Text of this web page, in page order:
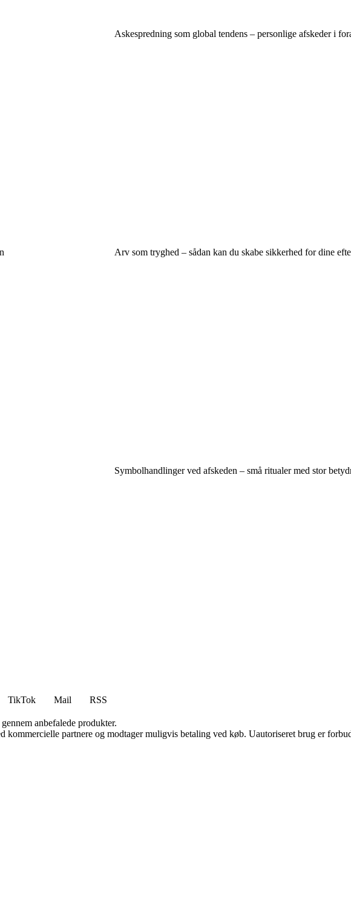
Askespredning som global tendens – personlige afskeder i
Arv som tryghed – sådan kan du skabe sikkerhed for dine
Symbolhandlinger ved afskeden – små ritualer med stor
TikTok Mail
RSS
anbefalede produkter.
kommercielle partnere og modtager muligvis betaling ved køb. Uautoriseret brug er